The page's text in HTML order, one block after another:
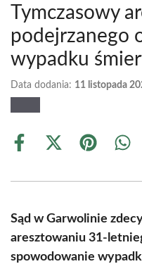
Tymczasowy
podejrzanego
wypadku
Data dodania: 11 listopada
Share
Share
(Twitter)
Share
Sąd w Garwolinie
aresztowaniu 31-
spowodowanie